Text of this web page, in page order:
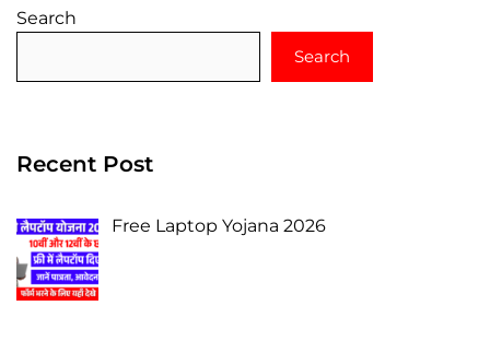
Search
Search
Recent Post
Free Laptop Yojana 2026